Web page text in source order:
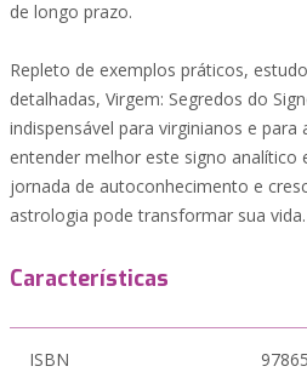
de longo prazo.
Repleto de exemplos práticos,
detalhadas, Virgem: Segredos do
indispensável para virginianos e para
entender melhor este signo analítico
jornada de autoconhecimento e
astrologia pode transformar sua vida.
Características
ISBN